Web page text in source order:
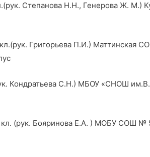
Степанова Н.Н., Генерова Ж. М.)
Григорьева П.И.) Маттинская
С.Н.) МБОУ «СНОШ
(рук. Бояринова Е.А. ) МОБУ СОШ №